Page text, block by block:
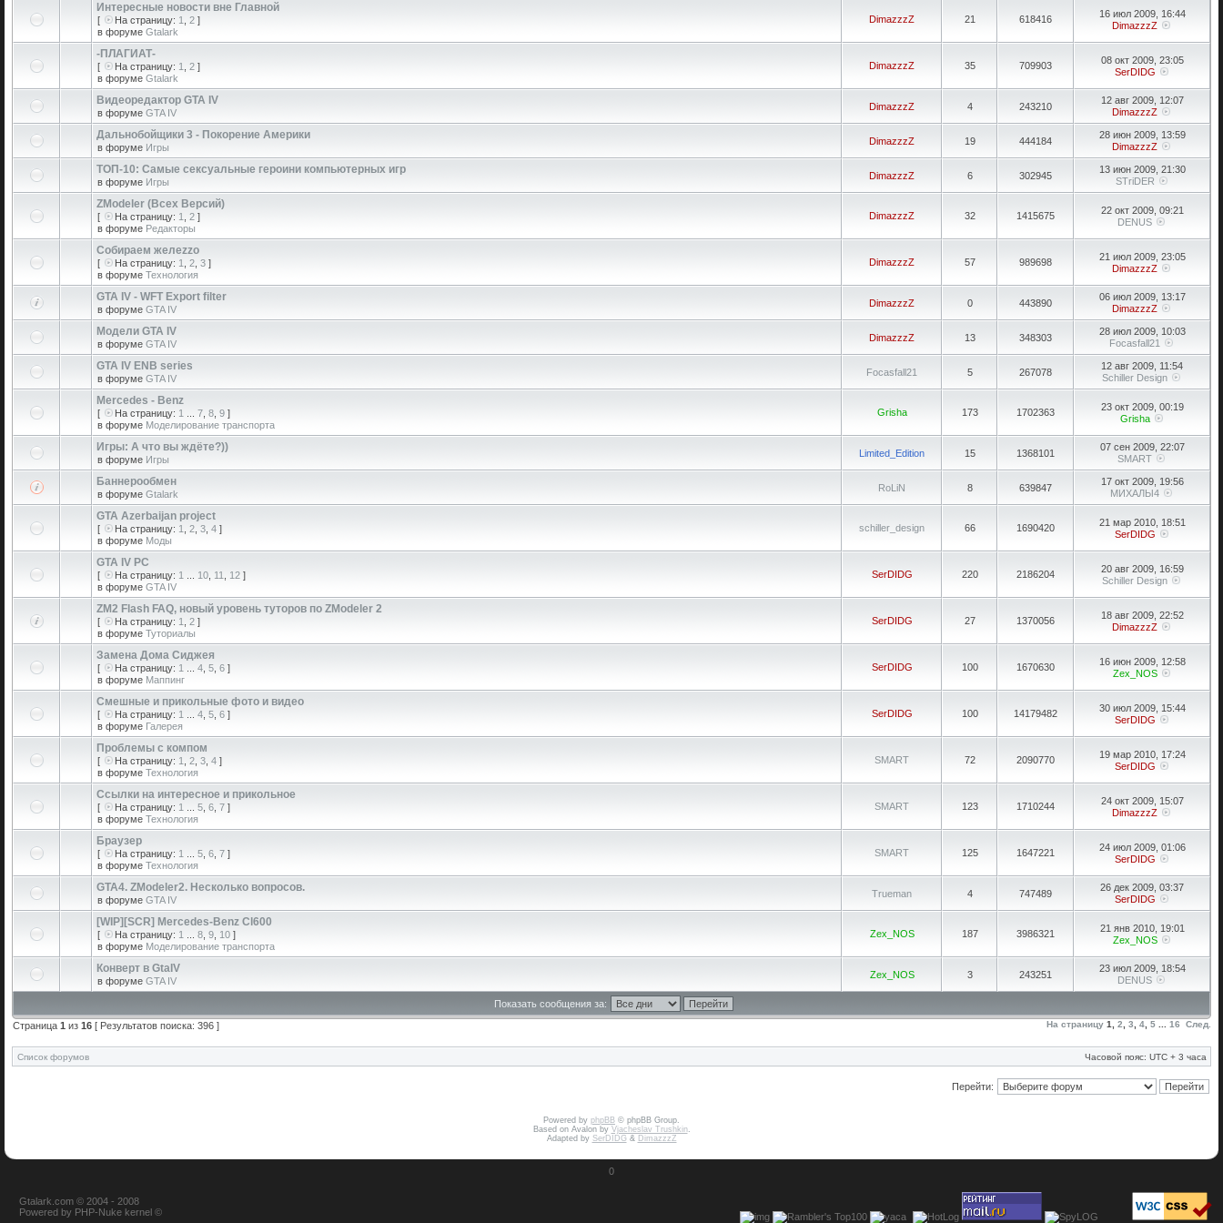
Интересные новости вне Главной
[ На страницу: 1 2 ]
в форуме Gtalark
DimazzzZ 21 618416
16 июл 2009, 16:44
DimazzzZ
-ПЛАГИАТ-
[ На страницу: 1 2 ]
в форуме Gtalark
DimazzzZ 35 709903
08 окт 2009, 23:05
SerDIDG
Видеоредактор GTA IV
в форуме GTA IV
DimazzzZ 4 243210
12 авг 2009, 12:07
DimazzzZ
Дальнобойщики 3 - Покорение Америки
в форуме Игры
DimazzzZ 19 444184
28 июн 2009, 13:59
DimazzzZ
ТОП-10: Самые сексуальные героини компьютерных игр
в форуме Игры
DimazzzZ 6 302945
13 июн 2009, 21:30
STriDER
ZModeler (Всех Версий)
[ На страницу: 1 2 ]
в форуме Редакторы
DimazzzZ 32 1415675
22 окт 2009, 09:21
DENUS
Собираем желеzzо
[ На страницу: 1 2 3 ]
в форуме Технология
DimazzzZ 57 989698
21 июл 2009, 23:05
DimazzzZ
GTA IV - WFT Export filter
в форуме GTA IV
DimazzzZ 0 443890
06 июл 2009, 13:17
DimazzzZ
Модели GTA IV
в форуме GTA IV
DimazzzZ 13 348303
28 июл 2009, 10:03
Focasfall21
GTA IV ENB series
в форуме GTA IV
Focasfall21 5 267078
12 авг 2009, 11:54
Schiller Design
Mercedes - Benz
[ На страницу: 1 7 8 9 ]
в форуме Моделирование транспорта
Grisha 173 1702363
23 окт 2009, 00:19
Grisha
Игры: А что вы ждёте?))
в форуме Игры
Limited_Edition 15 1368101
07 сен 2009, 22:07
SMART
Баннерообмен
в форуме Gtalark
RoLiN 8 639847
17 окт 2009, 19:56
МИХАЛЫ4
GTA Azerbaijan project
[ На страницу: 1 2 3 4 ]
в форуме Моды
schiller_design 66 1690420
21 мар 2010, 18:51
SerDIDG
GTA IV PC
[ На страницу: 1 10 11 12 ]
в форуме GTA IV
SerDIDG 220 2186204
20 авг 2009, 16:59
Schiller Design
ZM2 Flash FAQ, новый уровень туторов по ZModeler 2
[ На страницу: 1 2 ]
в форуме Туториалы
SerDIDG 27 1370056
18 авг 2009, 22:52
DimazzzZ
Замена Дома Сиджея
[ На страницу: 1 4 5 6 ]
в форуме Маппинг
SerDIDG 100 1670630
16 июн 2009, 12:58
Zex_NOS
Смешные и прикольные фото и видео
[ На страницу: 1 4 5 6 ]
в форуме Галерея
SerDIDG 100 14179482
30 июл 2009, 15:44
SerDIDG
Проблемы с компом
[ На страницу: 1 2 3 4 ]
в форуме Технология
SMART 72 2090770
19 мар 2010, 17:24
SerDIDG
Ссылки на интересное и прикольное
[ На страницу: 1 5 6 7 ]
в форуме Технология
SMART 123 1710244
24 окт 2009, 15:07
DimazzzZ
Браузер
[ На страницу: 1 5 6 7 ]
в форуме Технология
SMART 125 1647221
24 июл 2009, 01:06
SerDIDG
GTA4. ZModeler2. Несколько вопросов.
в форуме GTA IV
Trueman 4 747489
26 дек 2009, 03:37
SerDIDG
[WIP][SCR] Mercedes-Benz Cl600
[ На страницу: 1 8 9 10 ]
в форуме Моделирование транспорта
Zex_NOS 187 3986321
21 янв 2010, 19:01
Zex_NOS
Конверт в GtaIV
в форуме GTA IV
Zex_NOS 3 243251
23 июл 2009, 18:54
DENUS
Показать сообщения за:
Страница 1 из 16 [ Результатов поиска: 396 ] На страницу 1 2 3 4 5 16 След.
Список форумов Часовой пояс: UTC + 3 часа
Перейти:
Powered by phpBB © phpBB Group.
Based on Avalon by Vjacheslav Trushkin.
Adapted by SerDIDG& DimazzzZ
0
Gtalark.com © 2004 - 2008
Powered by PHP-Nuke kernel ©